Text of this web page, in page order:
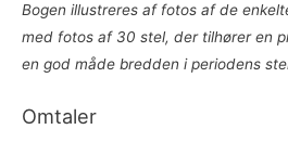
Bogen illustreres af fotos af de
med fotos af 30 stel, der tilhører en
en god måde bredden i periodens
Omtaler